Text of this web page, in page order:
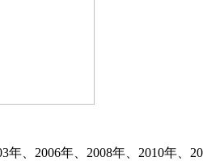
年、2008年、2010年、